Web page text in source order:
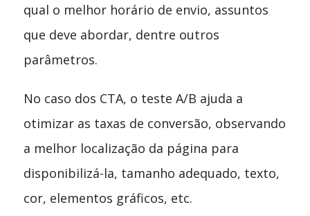
qual o melhor horário de envio, assuntos
que deve abordar, dentre outros
parâmetros.
No caso dos CTA, o teste A/B ajuda a
otimizar as taxas de conversão, observando
a melhor localização da página para
disponibilizá-la, tamanho adequado, texto,
cor, elementos gráficos, etc.